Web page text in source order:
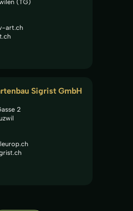
(TG)
art.ch
Sigrist GmbH
2